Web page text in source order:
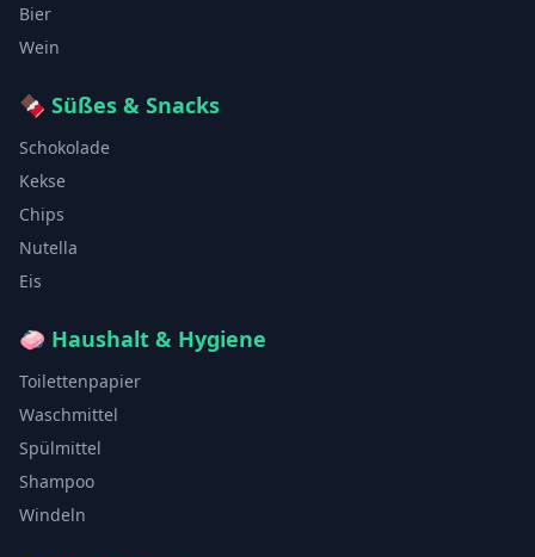
Bier
Wein
🍫 Süßes & Snacks
Schokolade
Kekse
Chips
Nutella
Eis
🧼 Haushalt & Hygiene
Toilettenpapier
Waschmittel
Spülmittel
Shampoo
Windeln